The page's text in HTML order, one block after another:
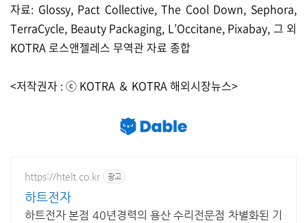
자료: Glossy, Pact Collective, The Cool Down, Sephora,
TerraCycle, Beauty Packaging, L’Occitane, Pixabay, 그 외
KOTRA 로스앤젤레스 무역관 자료 종합
<저작권자 : ⓒ KOTRA ＆ KOTRA 해외시장뉴스>
https://htelt.co.kr 광고
하트전자
하트전자 본점 40년경력의 용산 수리전문점 차별화된 기